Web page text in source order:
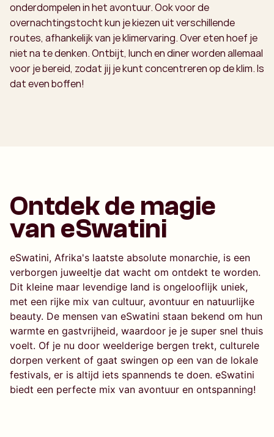
onderdompelen in het avontuur. Ook voor de
overnachtingstocht kun je kiezen uit verschillende
routes, afhankelijk van je klimervaring. Over eten hoef je
niet na te denken. Ontbijt, lunch en diner worden allemaal
voor je bereid, zodat jij je kunt concentreren op de klim. Is
dat even boffen!
Ontdek de magie
van eSwatini
eSwatini, Afrika's laatste absolute monarchie, is een
verborgen juweeltje dat wacht om ontdekt te worden.
Dit kleine maar levendige land is ongelooflijk uniek,
met een rijke mix van cultuur, avontuur en natuurlijke
beauty. De mensen van eSwatini staan bekend om hun
warmte en gastvrijheid, waardoor je je super snel thuis
voelt. Of je nu door weelderige bergen trekt, culturele
dorpen verkent of gaat swingen op een van de lokale
festivals, er is altijd iets spannends te doen. eSwatini
biedt een perfecte mix van avontuur en ontspanning!